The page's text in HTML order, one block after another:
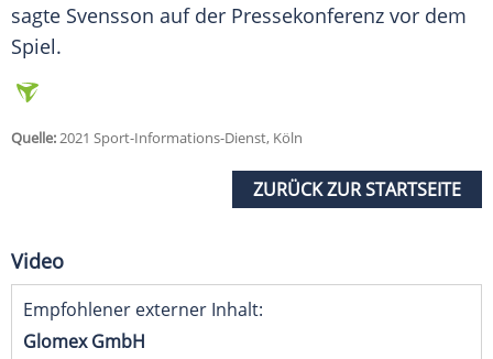
sagte Svensson auf der Pressekonferenz vor dem
Spiel.
Quelle:2021 Sport-Informations-Dienst, Köln
ZURÜCK ZUR STARTSEITE
Video
Empfohlener externer Inhalt:
Glomex GmbH